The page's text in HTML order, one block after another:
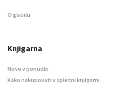
O glasilu
Knjigarna
Novo v ponudbi
Kako nakupovati v spletni knjigarni